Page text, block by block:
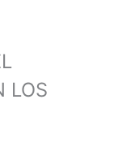
LOS